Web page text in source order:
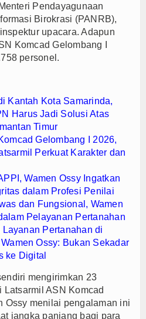
Pendayagunaan
Birokrasi (PANRB),
upacara. Adapun
Komcad Gelombang I
personel.
Kantah Kota Samarinda,
Harus Jadi Solusi Atas
Timur
Gelombang I 2026,
Perkuat Karakter dan
Wamen Ossy Ingatkan
dalam Profesi Penilai
dan Fungsional, Wamen
Pelayanan Pertanahan
Pertanahan di
Ossy: Bukan Sekadar
ke Digital
mengirimkan 23
ASN Komcad
Ossy menilai pengalaman ini
jangka panjang bagi para